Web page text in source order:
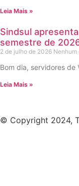
Leia Mais »
Sindsul
semestre de
2 de julho de 2026
Bom dia, servidores de
Leia Mais »
© Copyright 2024,